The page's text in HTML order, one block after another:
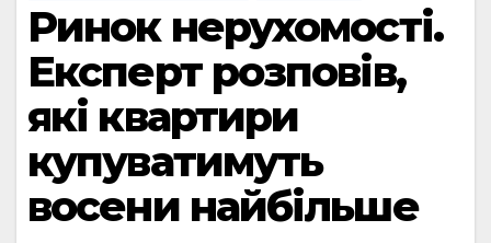
Ринок нерухомості.
Експерт розповів,
які квартири
купуватимуть
восени найбільше